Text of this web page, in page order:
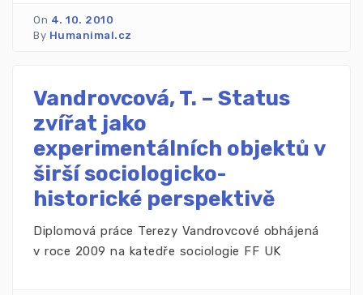
On 4. 10. 2010
By Humanimal.cz
Vandrovcová, T. – Status
zvířat jako
experimentálních objektů v
širší sociologicko-
historické perspektivě
Diplomová práce Terezy Vandrovcové obhájená
v roce 2009 na katedře sociologie FF UK